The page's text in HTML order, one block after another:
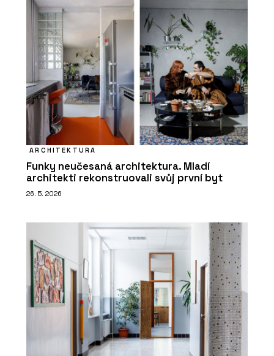
ARCHITEKTURA
Funky neučesaná architektura. Mladí
architekti rekonstruovali svůj první byt
26. 5. 2026